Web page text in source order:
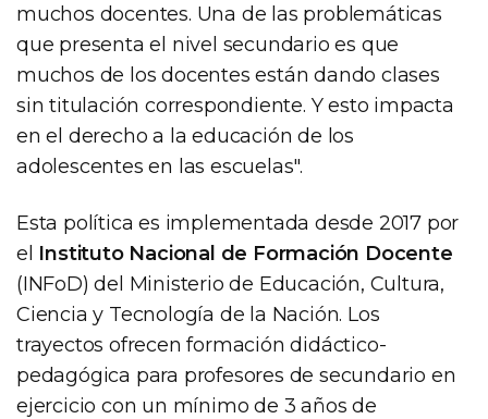
muchos docentes. Una de las problemáticas
que presenta el nivel secundario es que
muchos de los docentes están dando clases
sin titulación correspondiente. Y esto impacta
en el derecho a la educación de los
adolescentes en las escuelas".
Esta política es implementada desde 2017 por
el Instituto Nacional de Formación Docente
(INFoD) del Ministerio de Educación, Cultura,
Ciencia y Tecnología de la Nación. Los
trayectos ofrecen formación didáctico-
pedagógica para profesores de secundario en
ejercicio con un mínimo de 3 años de